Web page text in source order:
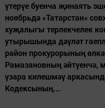
үтерүе буенча җинаять
ноябрьдә «Татарстан»
хуҗалыгы терлекчелек
утырышында дәүләт
район прокурорының
Рамазановның әйтүенчә,
үзара килешмәү
Кодексының...